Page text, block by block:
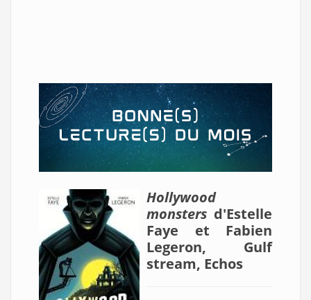
Hollywood
monsters d'Estelle
Faye et Fabien
Legeron, Gulf
stream, Echos